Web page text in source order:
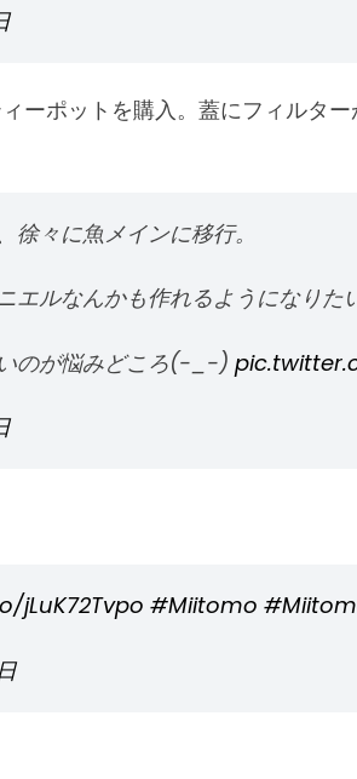
ーポットを購入。蓋にフィルタ
々に魚メインに移行。
ルなんかも作れるようになりたい
のが悩みどころ(-_-)
jLuK72Tvpo #Miitomo